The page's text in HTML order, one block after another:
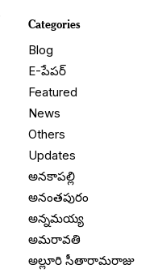
Categories
Blog
E-పేపర్
Featured
News
Others
Updates
అనకాపల్లి
అనంతపురం
అన్నమయ్య
అమరావతి
అల్లూరి సీతారామరాజు